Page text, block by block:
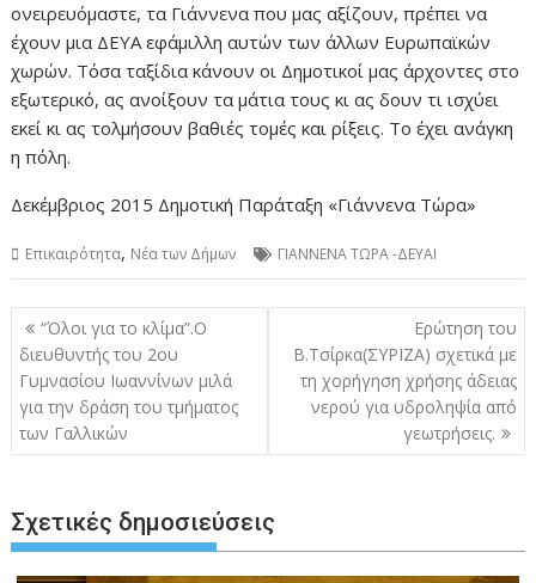
ονειρευόμαστε, τα Γιάννενα που μας αξίζουν, πρέπει να
έχουν μια ΔΕΥΑ εφάμιλλη αυτών των άλλων Ευρωπαϊκών
χωρών. Τόσα ταξίδια κάνουν οι Δημοτικοί μας άρχοντες στο
εξωτερικό, ας ανοίξουν τα μάτια τους κι ας δουν τι ισχύει
εκεί κι ας τολμήσουν βαθιές τομές και ρίξεις. Το έχει ανάγκη
η πόλη.
Δεκέμβριος 2015 Δημοτική Παράταξη «Γιάννενα Τώρα»
Επικαιρότητα, Νέα των Δήμων ΓΙΑΝΝΕΝΑ ΤΩΡΑ -ΔΕΥΑΙ
Πλοήγηση
άρθρων
“Όλοι για το κλίμα”.Ο
διευθυντής του 2ου
Γυμνασίου Ιωαννίνων μιλά
για την δράση του τμήματος
των Γαλλικών
Ερώτηση του
Β.Τσίρκα(ΣΥΡΙΖΑ) σχετικά με
τη χορήγηση χρήσης άδειας
νερού για υδροληψία από
γεωτρήσεις.
Σχετικές δημοσιεύσεις